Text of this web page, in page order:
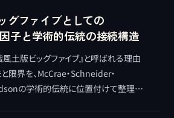
グファイブとしての
子と学術的伝統の接続構造
土版ビッグファイブ』と呼ばれる理由
限界を、McCrae・Schneider・
の学術的伝統に位置付けて整理す